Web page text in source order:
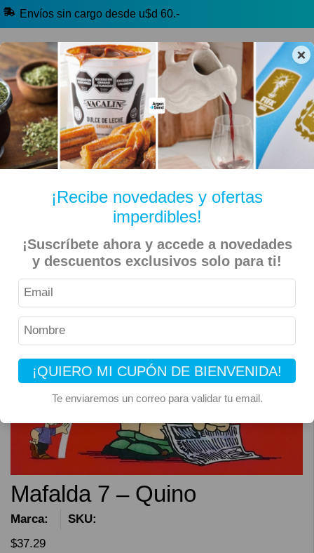
×
¡Recibe novedades y ofertas
imperdibles!
¡Suscríbete ahora y accede a novedades
y descuentos exclusivos solo para ti!
¡QUIERO MI CUPÓN DE BIENVENIDA!
Te enviaremos un correo para validar tu email.
Envíos sin cargo desde u$d 60.-
🔥 Alfajores y Golosinas
🧉 Clásicos argentinos 🏷️ Todas las categorías
Inicio Libros Mafalda 7 – Quino
Mafalda 7 – Quino
Marca:
SKU:
$37.29